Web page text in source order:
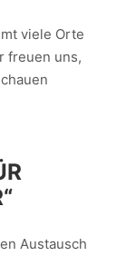
viele Orte
freuen uns,
Austausch